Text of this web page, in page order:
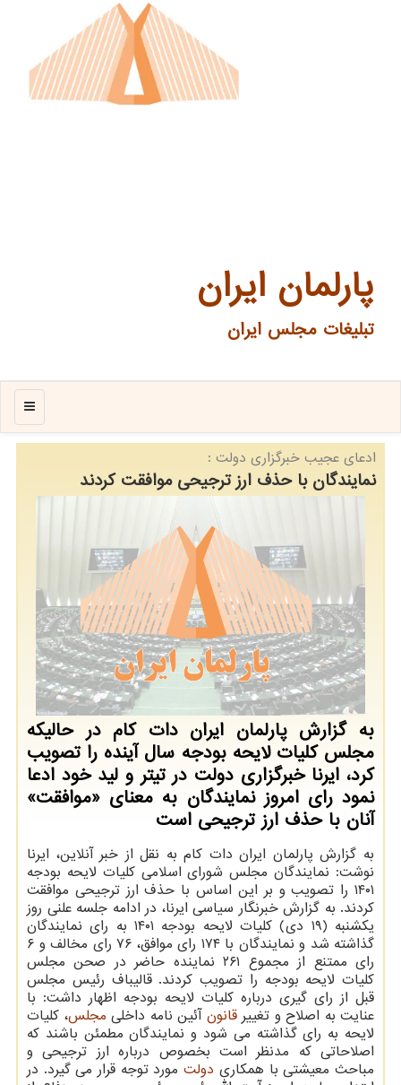
پارلمان ایران
تبلیغات مجلس ایران
منو
ادعای عجیب خبرگزاری دولت :
نمایندگان با حذف ارز ترجیحی موافقت کردند
به گزارش پارلمان ایران دات کام در حالیکه
مجلس کلیات لایحه بودجه سال آینده را تصویب
کرد، ایرنا خبرگزاری دولت در تیتر و لید خود ادعا
نمود رای امروز نمایندگان به معنای «موافقت»
آنان با حذف ارز ترجیحی است
به گزارش پارلمان ایران دات کام به نقل از خبر آنلاین، ایرنا
نوشت: نمایندگان مجلس شورای اسلامی کلیات لایحه بودجه
۱۴۰۱ را تصویب و بر این اساس با حذف ارز ترجیحی موافقت
کردند. به گزارش خبرنگار سیاسی ایرنا، در ادامه جلسه علنی روز
یکشنبه (۱۹ دی) کلیات لایحه بودجه ۱۴۰۱ به رای نمایندگان
گذاشته شد و نمایندگان با ۱۷۴ رای موافق، ۷۶ رای مخالف و ۶
رای ممتنع از مجموع ۲۶۱ نماینده حاضر در صحن مجلس
کلیات لایحه بودجه را تصویب کردند. قالیباف رئیس مجلس
قبل از رای گیری درباره کلیات لایحه بودجه اظهار داشت: با
عنایت به اصلاح و تغییرقانون آئین نامه داخلی مجلس، کلیات
لایحه به رای گذاشته می شود و نمایندگان مطمئن باشند که
اصلاحاتی که مدنظر است بخصوص درباره ارز ترجیحی و
مباحث معیشتی با همکاری دولتمورد توجه قرار می گیرد. در